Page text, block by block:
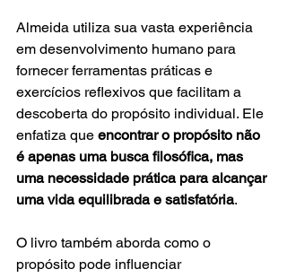
Almeida utiliza sua vasta experiência
em desenvolvimento humano para
fornecer ferramentas práticas e
exercícios reflexivos que facilitam a
descoberta do propósito individual. Ele
enfatiza que encontrar o propósito não
é apenas uma busca filosófica, mas
uma necessidade prática para alcançar
uma vida equilibrada e satisfatória.
O livro também aborda como o
propósito pode influenciar